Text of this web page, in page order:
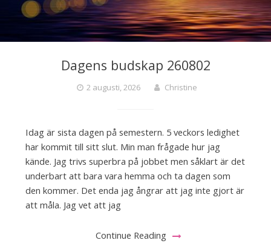
Dagens budskap 260802
2 augusti, 2026 Christine
Idag är sista dagen på semestern. 5 veckors ledighet
har kommit till sitt slut. Min man frågade hur jag
kände. Jag trivs superbra på jobbet men såklart är det
underbart att bara vara hemma och ta dagen som
den kommer. Det enda jag ångrar att jag inte gjort är
att måla. Jag vet att jag
Continue Reading